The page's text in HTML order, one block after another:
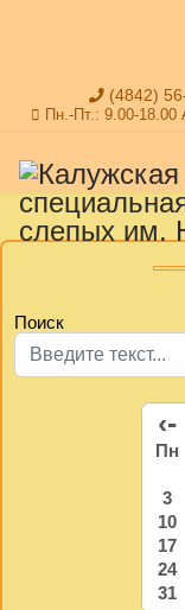
(4842)
Пн.-Пт.: 9.00-
Поиск
‹-
Пн
3
10
17
24
31